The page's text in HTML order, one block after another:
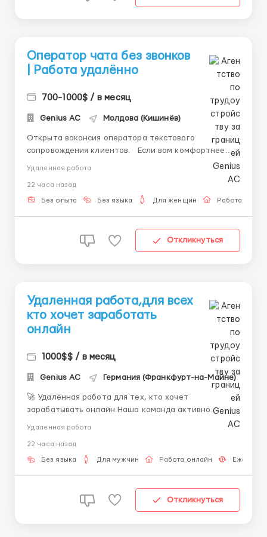
Оператор чата без звонков
| Работа удалённо
700-1000$ / в месяц
Genius AС Молдова (Кишинёв)
Открыта вакансия оператора текстового
сопровождения клиентов. Если вам комфортнее
общаться в переписке, чем по телефону, эта работа
формат работы. ✅ График 6/1. ✅ Бесплатное
обучение перед началом работы. ✅ Доход 40&...
Удаленная работа
22 часа назад
Без опыта Без языка Для женщин Работа
Откликнуться
Удаленная работа,для всех
кто хочет заработать
онлайн
1000$$ / в месяц
Genius AС Германия (Франкфурт-на-Майне)
🚀 Удалённая работа для тех, кто хочет
зарабатывать онлайн Наша команда активно
растёт, поэтому мы ищем новых сотрудников на
работать удалённо без опыта, получить обучение и
выйти на стабильный доход в комфортных
Удаленная работа
22 часа назад
Без языка Для мужчин Работа онлайн
Откликнуться